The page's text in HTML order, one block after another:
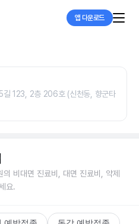
앱 다운로드
길 123, 2층 206호 (신천동, 향군타
의 비대면 진료비, 대면 진료비, 약제
요.